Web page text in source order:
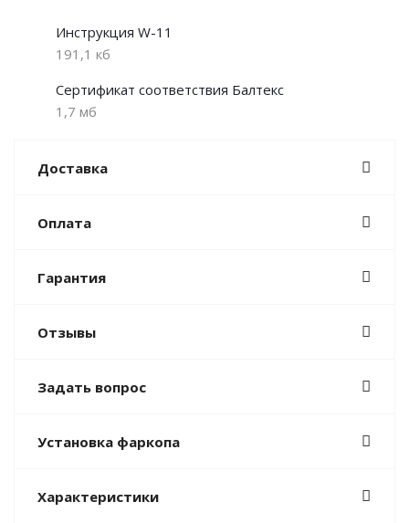
Инструкция W-11
191,1 кб
Сертификат соответствия Балтекс
1,7 мб
Доставка
Оплата
Гарантия
Отзывы
Задать вопрос
Установка фаркопа
Характеристики